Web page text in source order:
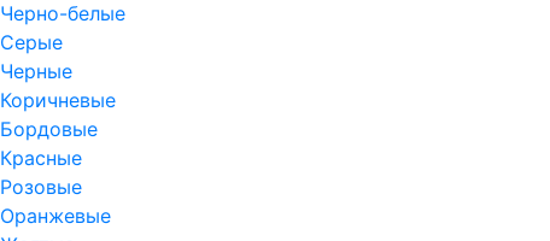
Черно-белые
Серые
Черные
Коричневые
Бордовые
Красные
Розовые
Оранжевые